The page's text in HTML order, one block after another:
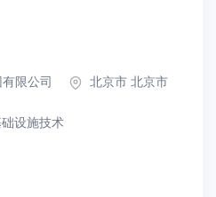
限公司
北京市 北京市
设施技术